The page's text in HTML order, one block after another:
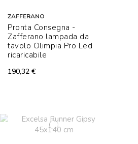
ZAFFERANO
Pronta Consegna -
Zafferano lampada da
tavolo Olimpia Pro Led
ricaricabile
190,32 €